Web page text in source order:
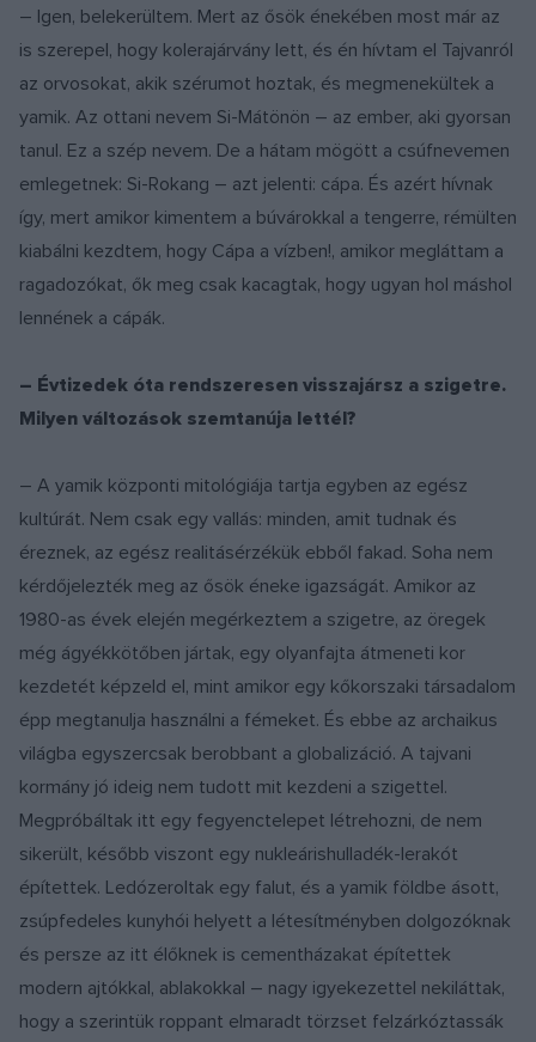
– Igen, belekerültem. Mert az ősök énekében most már az
is szerepel, hogy kolerajárvány lett, és én hívtam el Tajvanról
az orvosokat, akik szérumot hoztak, és megmenekültek a
yamik. Az ottani nevem Si-Mátönön – az ember, aki gyorsan
tanul. Ez a szép nevem. De a hátam mögött a csúfnevemen
emlegetnek: Si-Rokang – azt jelenti: cápa. És azért hívnak
így, mert amikor kimentem a búvárokkal a tengerre, rémülten
kiabálni kezdtem, hogy Cápa a vízben!, amikor megláttam a
ragadozókat, ők meg csak kacagtak, hogy ugyan hol máshol
lennének a cápák.
– Évtizedek óta rendszeresen visszajársz a szigetre.
Milyen változások szemtanúja lettél?
– A yamik központi mitológiája tartja egyben az egész
kultúrát. Nem csak egy vallás: minden, amit tudnak és
éreznek, az egész realitásérzékük ebből fakad. Soha nem
kérdőjelezték meg az ősök éneke igazságát. Amikor az
1980-as évek elején megérkeztem a szigetre, az öregek
még ágyékkötőben jártak, egy olyanfajta átmeneti kor
kezdetét képzeld el, mint amikor egy kőkorszaki társadalom
épp megtanulja használni a fémeket. És ebbe az archaikus
világba egyszercsak berobbant a globalizáció. A tajvani
kormány jó ideig nem tudott mit kezdeni a szigettel.
Megpróbáltak itt egy fegyenctelepet létrehozni, de nem
sikerült, később viszont egy nukleárishulladék-lerakót
építettek. Ledózeroltak egy falut, és a yamik földbe ásott,
zsúpfedeles kunyhói helyett a létesítményben dolgozóknak
és persze az itt élőknek is cementházakat építettek
modern ajtókkal, ablakokkal – nagy igyekezettel nekiláttak,
hogy a szerintük roppant elmaradt törzset felzárkóztassák